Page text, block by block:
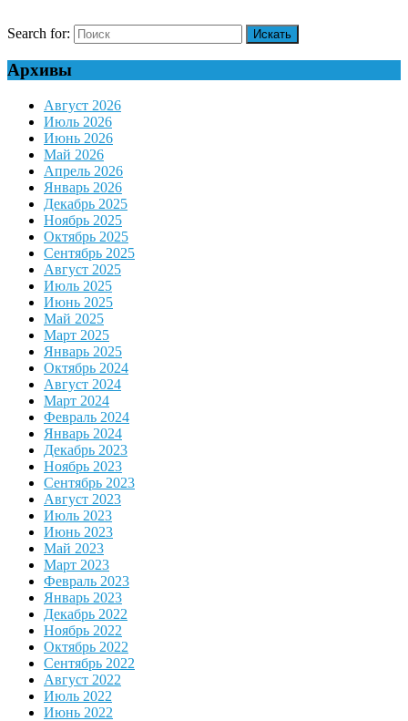
Search for:
Архивы
Август 2026
Июль 2026
Июнь 2026
Май 2026
Апрель 2026
Январь 2026
Декабрь 2025
Ноябрь 2025
Октябрь 2025
Сентябрь 2025
Август 2025
Июль 2025
Июнь 2025
Май 2025
Март 2025
Январь 2025
Октябрь 2024
Август 2024
Март 2024
Февраль 2024
Январь 2024
Декабрь 2023
Ноябрь 2023
Сентябрь 2023
Август 2023
Июль 2023
Июнь 2023
Май 2023
Март 2023
Февраль 2023
Январь 2023
Декабрь 2022
Ноябрь 2022
Октябрь 2022
Сентябрь 2022
Август 2022
Июль 2022
Июнь 2022